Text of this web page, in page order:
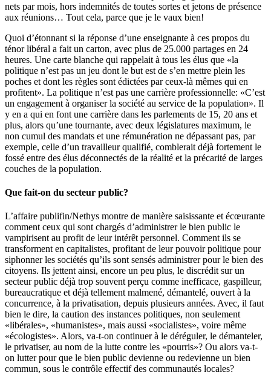
nets par mois, hors indemnités de toutes sortes et jetons de présence
aux réunions… Tout cela, parce que je le vaux bien!
Quoi d’étonnant si la réponse d’une enseignante à ces propos du
ténor libéral a fait un carton, avec plus de 25.000 partages en 24
heures. Une carte blanche qui rappelait à tous les élus que «la
politique n’est pas un jeu dont le but est de s’en mettre plein les
poches et dont les règles sont édictées par ceux-là mêmes qui en
profitent». La politique n’est pas une carrière professionnelle: «C’est
un engagement à organiser la société au service de la population». Il
y en a qui en font une carrière dans les parlements de 15, 20 ans et
plus, alors qu’une tournante, avec deux législatures maximum, le
non cumul des mandats et une rémunération ne dépassant pas, par
exemple, celle d’un travailleur qualifié, comblerait déjà fortement le
fossé entre des élus déconnectés de la réalité et la précarité de larges
couches de la population.
Que fait-on du secteur public?
L’affaire publifin/Nethys montre de manière saisissante et écœurante
comment ceux qui sont chargés d’administrer le bien public le
vampirisent au profit de leur intérêt personnel. Comment ils se
transforment en capitalistes, profitant de leur pouvoir politique pour
siphonner les sociétés qu’ils sont sensés administrer pour le bien des
citoyens. Ils jettent ainsi, encore un peu plus, le discrédit sur un
secteur public déjà trop souvent perçu comme inefficace, gaspilleur,
bureaucratique et déjà tellement malmené, démantelé, ouvert à la
concurrence, à la privatisation, depuis plusieurs années. Avec, il faut
bien le dire, la caution des instances politiques, non seulement
«libérales», «humanistes», mais aussi «socialistes», voire même
«écologistes». Alors, va-t-on continuer à le déréguler, le démanteler,
le privatiser, au nom de la lutte contre les «pourris»? Ou alors va-t-
on lutter pour que le bien public devienne ou redevienne un bien
commun, sous le contrôle effectif des communautés locales?